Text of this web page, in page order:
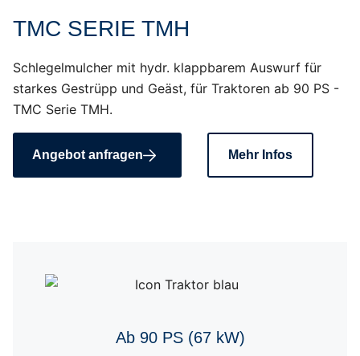
TMC SERIE TMH
Schlegelmulcher mit hydr. klappbarem Auswurf für
starkes Gestrüpp und Geäst, für Traktoren ab 90 PS -
TMC Serie TMH.
Angebot anfragen Mehr Infos
Ab 90 PS (67 kW)